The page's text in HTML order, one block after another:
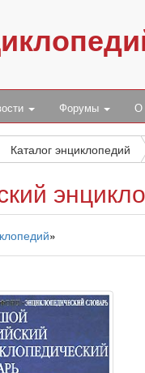
Форумы О
Каталог энциклопедий
»